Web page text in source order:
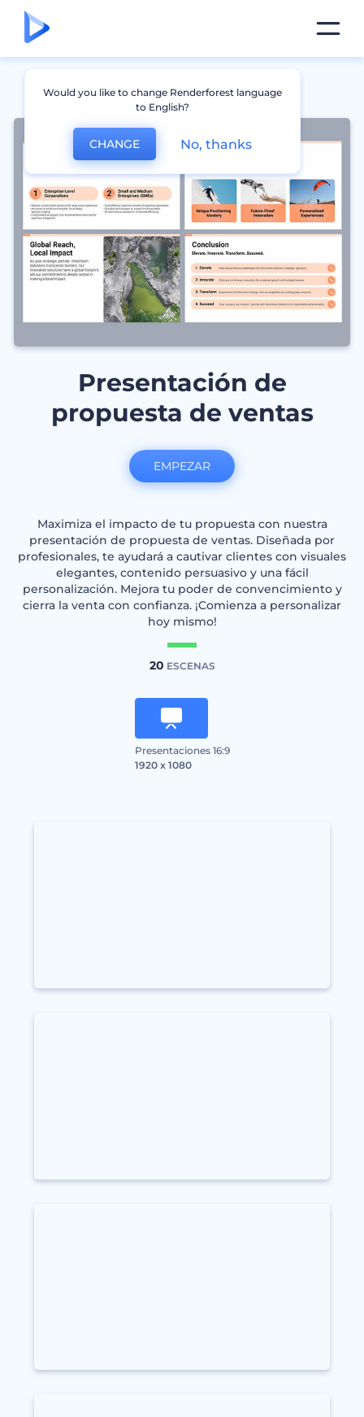
Presentación de
propuesta de ventas
Maximiza el impacto de tu propuesta con nuestra
presentación de propuesta de ventas. Diseñada por
profesionales, te ayudará a cautivar clientes con visuales
elegantes, contenido persuasivo y una fácil
personalización. Mejora tu poder de convencimiento y
cierra la venta con confianza. ¡Comienza a personalizar
hoy mismo!
20 ESCENAS
Presentaciones 16:9
1920 x 1080
EMPEZAR
Would you like to change Renderforest language
to English?
CHANGE No, thanks